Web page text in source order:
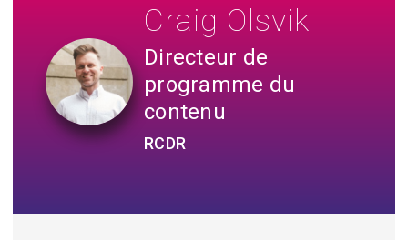
Craig Olsvik
Directeur de
programme du
contenu
RCDR